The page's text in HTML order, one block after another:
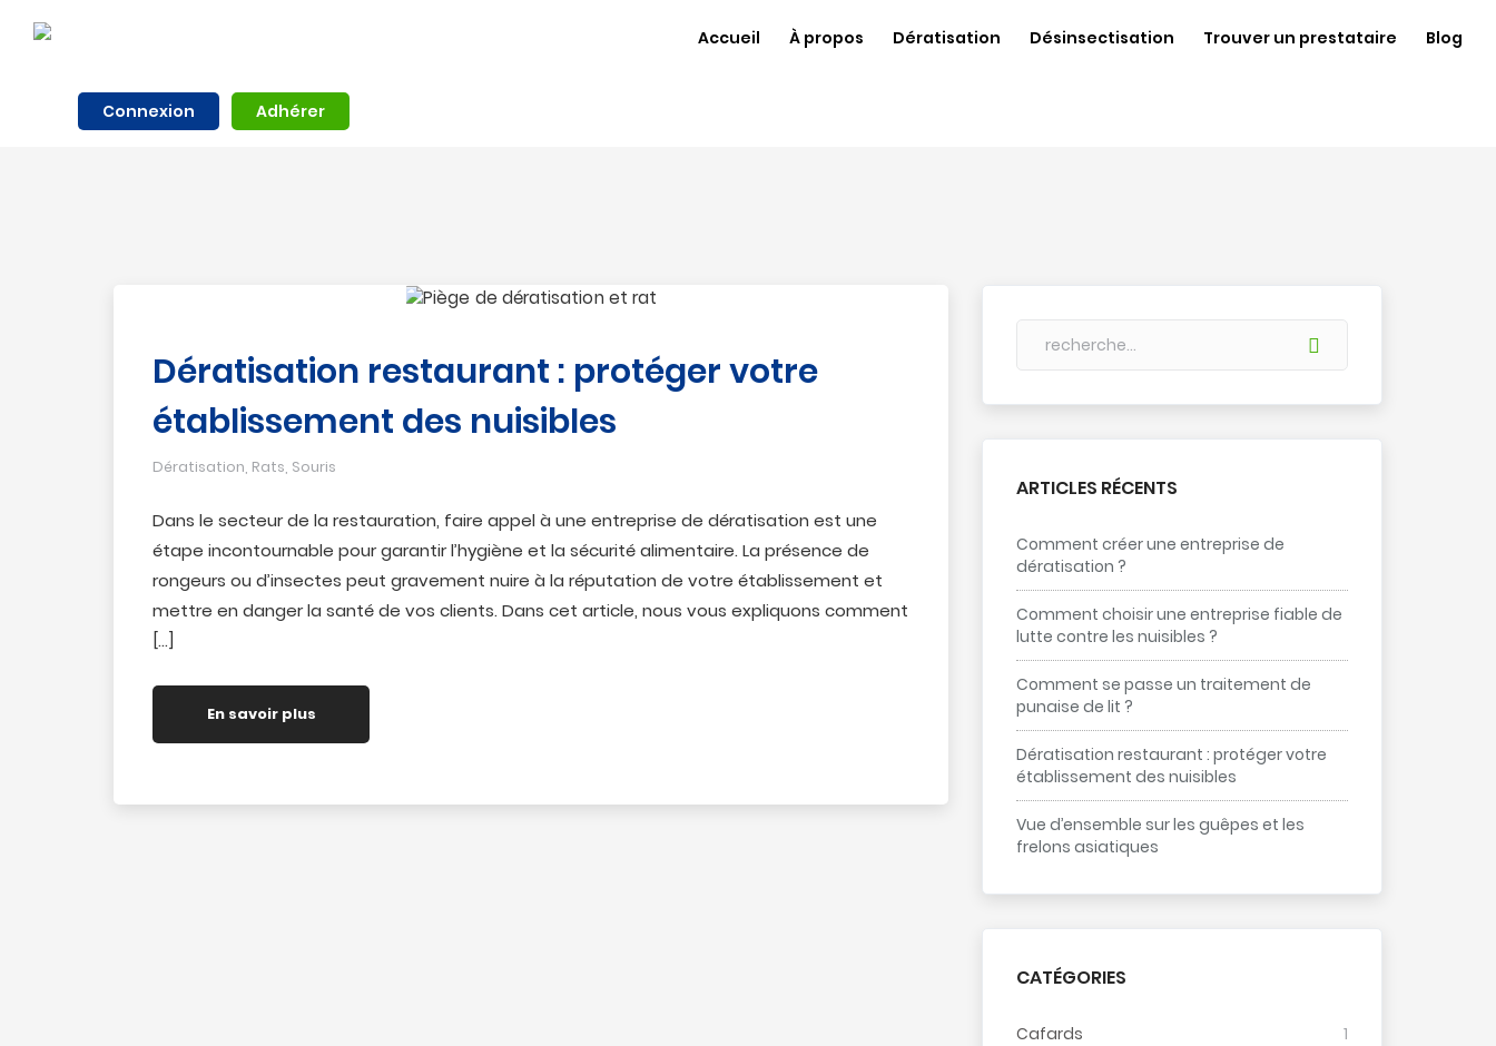
Connexion Adhérer
Accueil À propos Dératisation Désinsectisation Trouver un prestataire Blog
Dératisation restaurant : protéger votre
établissement des nuisibles
Dératisation, Rats, Souris
Dans le secteur de la restauration, faire appel à une entreprise de dératisation est une
étape incontournable pour garantir l’hygiène et la sécurité alimentaire. La présence de
rongeurs ou d’insectes peut gravement nuire à la réputation de votre établissement et
mettre en danger la santé de vos clients. Dans cet article, nous vous expliquons comment
[…]
En savoir plus
ARTICLES RÉCENTS
Comment créer une entreprise de
dératisation ?
Comment choisir une entreprise fiable de
lutte contre les nuisibles ?
Comment se passe un traitement de
punaise de lit ?
Dératisation restaurant : protéger votre
établissement des nuisibles
Vue d’ensemble sur les guêpes et les
frelons asiatiques
CATÉGORIES
Cafards 1